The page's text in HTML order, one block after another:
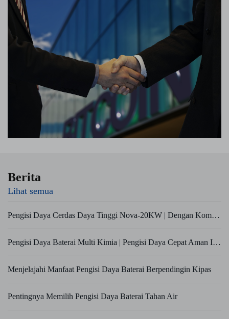
Berita
Lihat semua
Pengisi Daya Cerdas Daya Tinggi Nova-20KW | Dengan Komunikasi BMS CAN & RS485
Pengisi Daya Baterai Multi Kimia | Pengisi Daya Cepat Aman IP54 untuk AGV & Peralatan Kelautan
Menjelajahi Manfaat Pengisi Daya Baterai Berpendingin Kipas
Pentingnya Memilih Pengisi Daya Baterai Tahan Air